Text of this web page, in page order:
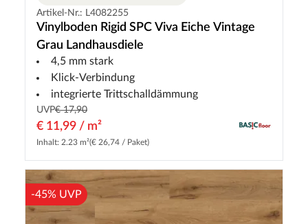
Artikel-Nr.: L4082255
Vinylboden Rigid SPC Viva Eiche Vintage
Grau Landhausdiele
4,5 mm stark
Klick-Verbindung
integrierte Trittschalldämmung
UVP€ 17,90
€ 11,99 / m²
Inhalt: 2.23 m²(€ 26,74 / Paket)
-45% UVP